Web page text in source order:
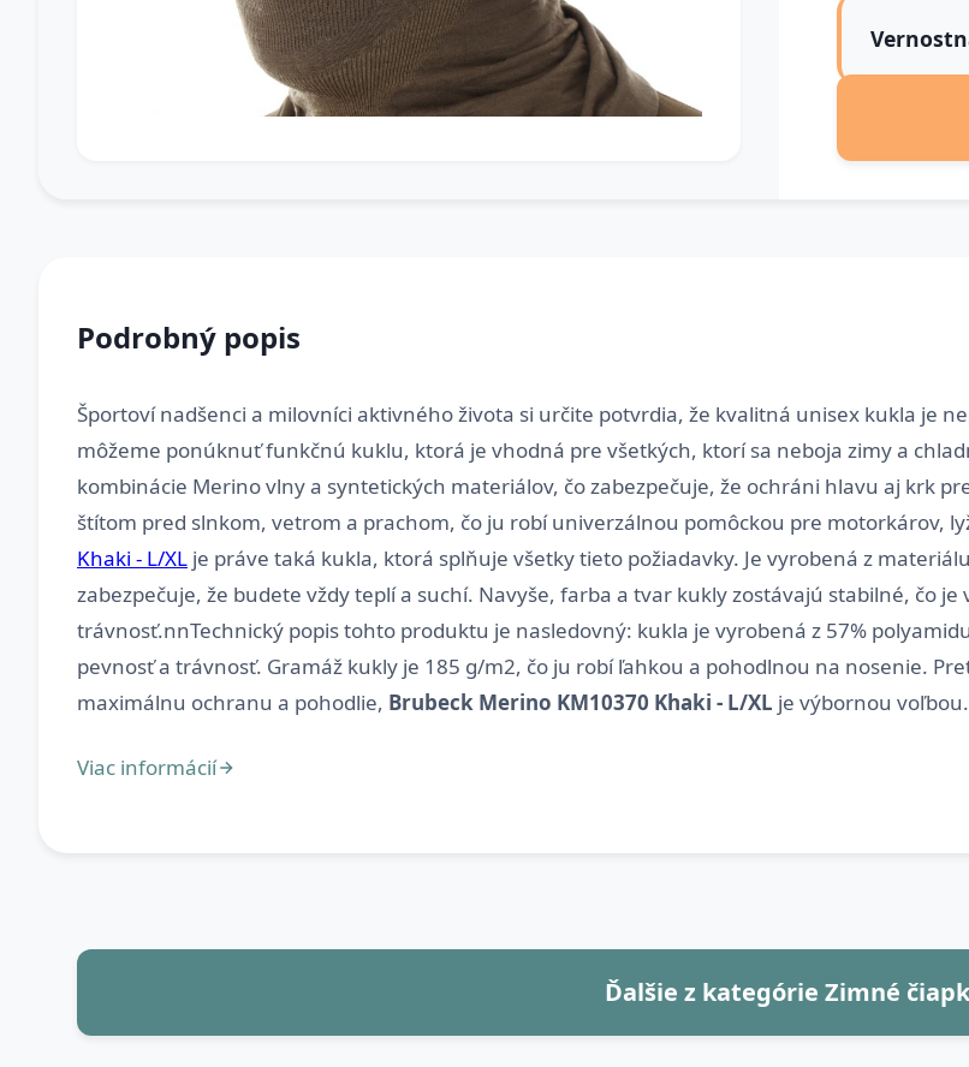
Podrobný popis
Športoví nadšenci a milovníci aktivného života si určite potvrdia, že kvalitná unisex kukla je
môžeme ponúknuť funkčnú kuklu, ktorá je vhodná pre všetkých, ktorí sa neboja zimy a
kombinácie Merino vlny a syntetických materiálov, čo zabezpečuje, že ochráni hlavu aj krk
štítom pred slnkom, vetrom a prachom, čo ju robí univerzálnou pomôckou pre motorkárov,
Khaki - L/XL je práve taká kukla, ktorá splňuje všetky tieto požiadavky. Je vyrobená z
zabezpečuje, že budete vždy teplí a suchí. Navyše, farba a tvar kukly zostávajú stabilné, čo
trávnosť.nnTechnický popis tohto produktu je nasledovný: kukla je vyrobená z 57%
pevnosť a trávnosť. Gramáž kukly je 185 g/m2, čo ju robí ľahkou a pohodlnou na nosenie.
maximálnu ochranu a pohodlie, Brubeck Merino KM10370 Khaki - L/XL
Ďalšie z kategórie Zimné